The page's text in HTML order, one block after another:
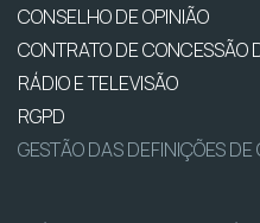
CONSELHO DE OPINIÃO
CONTRATO DE CONCESSÃO
RÁDIO E TELEVISÃO
RGPD
GESTÃO DAS DEFINIÇÕES DE